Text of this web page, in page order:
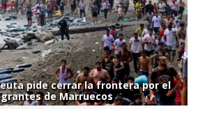
pide cerrar la frontera por el
de Marruecos